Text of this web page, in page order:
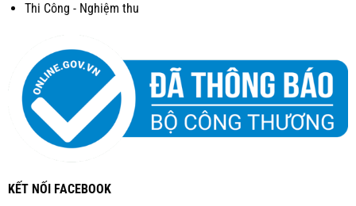
Thi Công - Nghiệm thu
KẾT NỐI FACEBOOK